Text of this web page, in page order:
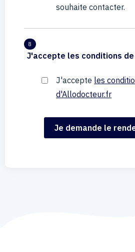
souhaite contacter.
8
J'accepte les conditions
J'accepte les
d'Allodocteur.fr